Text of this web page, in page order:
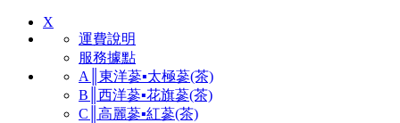
X
運費說明
服務據點
A║東洋蔘▪太極蔘(茶)
B║西洋蔘▪花旗蔘(茶)
C║高麗蔘▪紅蔘(茶)